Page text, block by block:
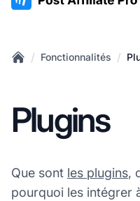
/ Fonctionnalités /
Plugins
Que sont les plugins,
pourquoi les intégrer